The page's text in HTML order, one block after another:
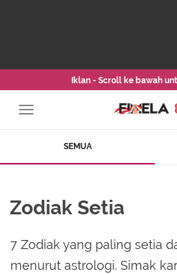
Iklan - Scroll ke bawah
SEMUA
Zodiak Setia
7 Zodiak yang paling setia
menurut astrologi. Simak